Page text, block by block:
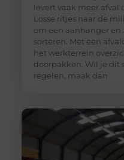
levert vaak meer afval
Losse ritjes naar de
om een aanhanger en
sorteren. Met een
het werkterrein
doorpakken. Wil je dit
regelen, maak dan